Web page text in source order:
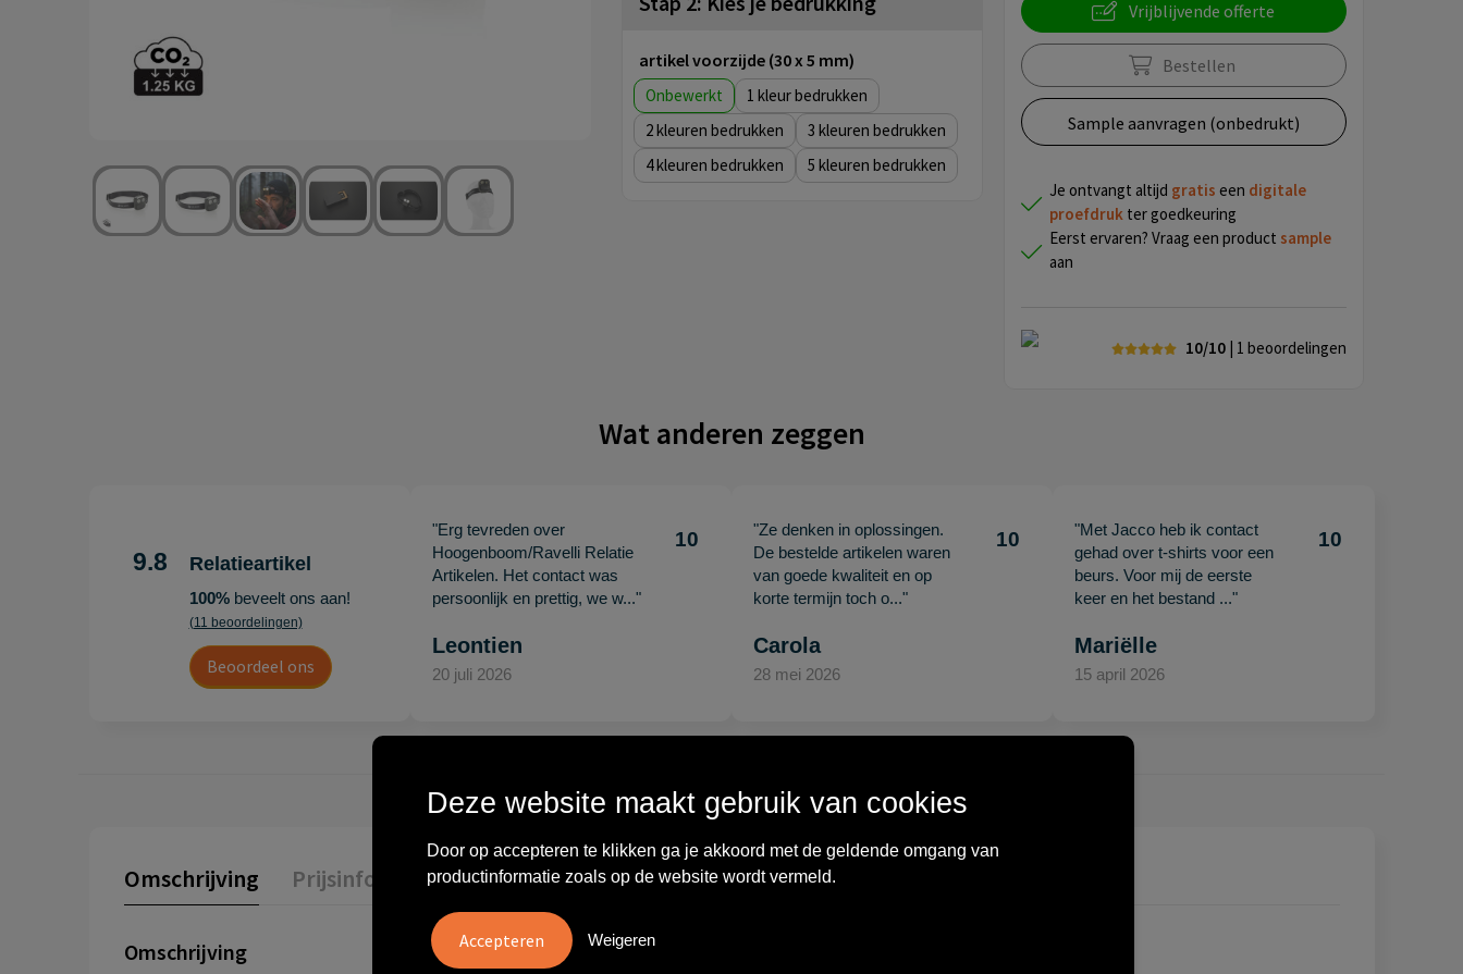
artikel voorzijde (30 x 5 mm)
Onbewerkt
1
2
3
4
5
Vrijblijvende offerte
Bestellen
Sample aanvragen (onbedrukt)
Je ontvangt altijd gratis een digitale
proefdrukter goedkeuring
Eerst ervaren? Vraag een product sample
aan
10/10 | 1 beoordelingen
Wat anderen zeggen
9.8 Relatieartikel
100%beveelt ons aan!
(11 beoordelingen)
Beoordeel ons
"Erg tevreden over
Hoogenboom/Ravelli Relatie
Artikelen. Het contact was
persoonlijk en prettig, we w..."
10
Leontien
20 juli 2026
"Ze denken in oplossingen.
De bestelde artikelen waren
van goede kwaliteit en op
korte termijn toch o..."
10
Carola
28 mei 2026
"Met Jacco heb ik contact
gehad over t-shirts voor een
beurs. Voor mij de eerste
keer en het bestand ..."
10
Mariëlle
15 april 2026
Omschrijving Prijsinformatie Product video Specificaties
Omschrijving
Deze website maakt gebruik van cookies
Door op accepteren te klikken ga je akkoord met de geldende omgang van
productinformatie zoals op de website wordt vermeld.
Weigeren